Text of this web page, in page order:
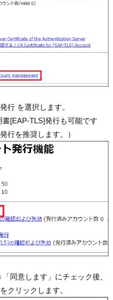
行 を選択します。
書[EAP-TLS]発行も可能です
行を推奨します。）
同意します」にチェック後、
クリックします。